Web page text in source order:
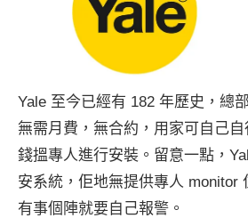
Yale 至今已經有 182 年歷史，總
無需月費，無合約，用家可自己
錢搵專人進行安裝。留意一點，
安系統，佢地無提供專人 monitor
有事個陣就要自己報警。